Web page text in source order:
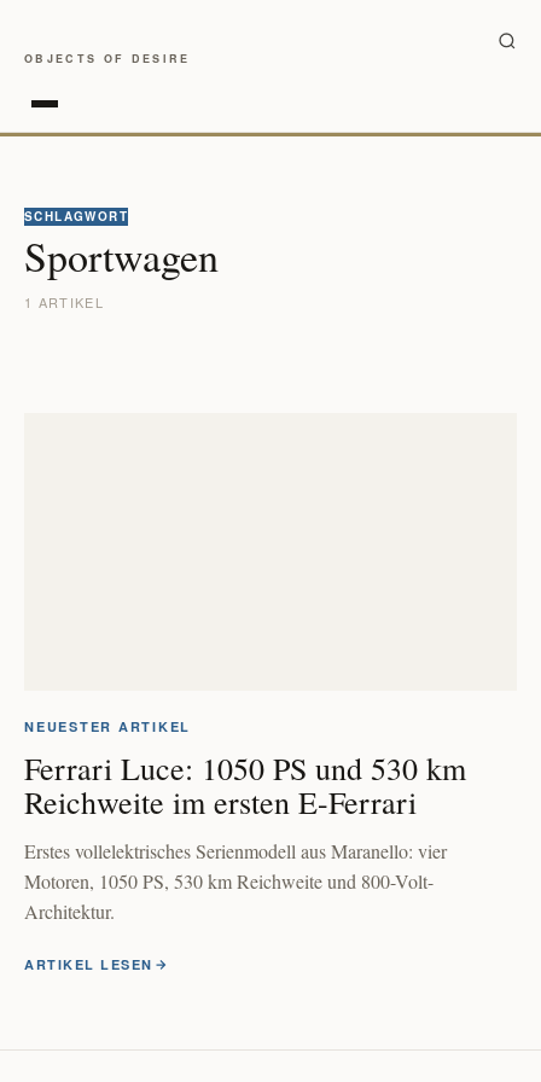
OBJECTS OF DESIRE
SCHLAGWORT
Sportwagen
1 ARTIKEL
NEUESTER ARTIKEL
Ferrari Luce: 1050 PS und 530 km
Reichweite im ersten E-Ferrari
Erstes vollelektrisches Serienmodell aus Maranello: vier
Motoren, 1050 PS, 530 km Reichweite und 800-Volt-
Architektur.
ARTIKEL LESEN